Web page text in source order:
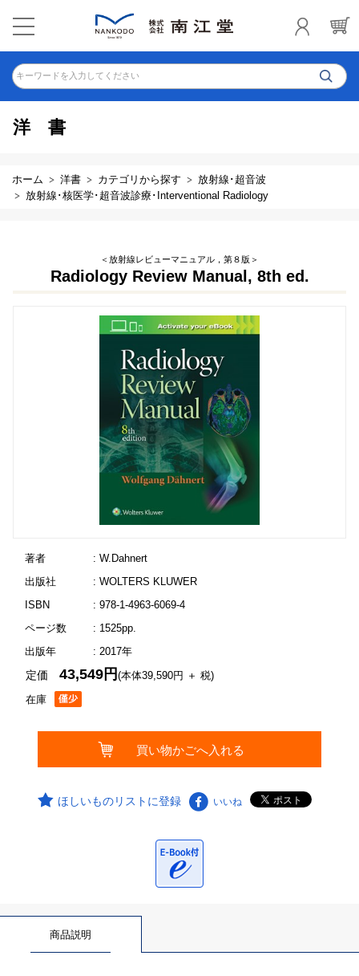
キーワードを入力してください
洋書
ホーム 洋書 カテゴリから探す
放射線･超音波
放射線･核医学･超音波診療･Interventional Radiology
＜放射線レビューマニュアル，第８版＞
Radiology Review Manual, 8th ed.
著者
: W.Dahnert
出版社
: WOLTERS KLUWER
ISBN
: 978-1-4963-6069-4
ページ数
: 1525pp.
出版年
: 2017年
在庫
定価43,549円(本体39,590円 ＋ 税)
ほしいものリストに登録 いいね
商品説明